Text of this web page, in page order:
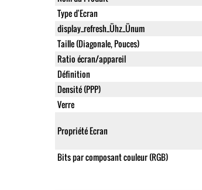
Type d'Ecran
display_refresh_Ühz_Ünum
Taille (Diagonale, Pouces)
Ratio écran/appareil
Définition
Densité (PPP)
Verre
Propriété Ecran
Bits par composant couleur (RGB)